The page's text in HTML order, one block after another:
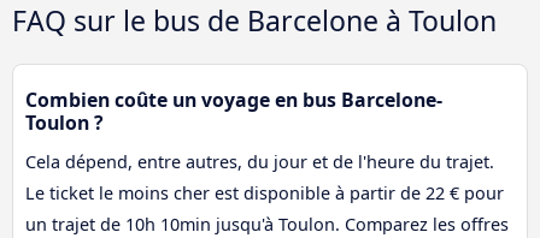
FAQ sur le bus de Barcelone à Toulon
Combien coûte un voyage en bus Barcelone-
Toulon ?
Cela dépend, entre autres, du jour et de l'heure du trajet.
Le ticket le moins cher est disponible à partir de 22 € pour
un trajet de 10h 10min jusqu'à Toulon. Comparez les offres